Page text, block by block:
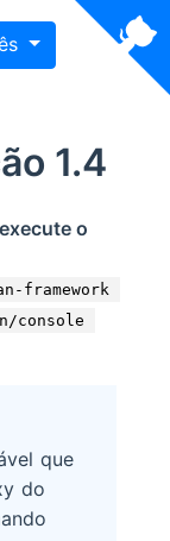
1.4
o
framework
console
que
do